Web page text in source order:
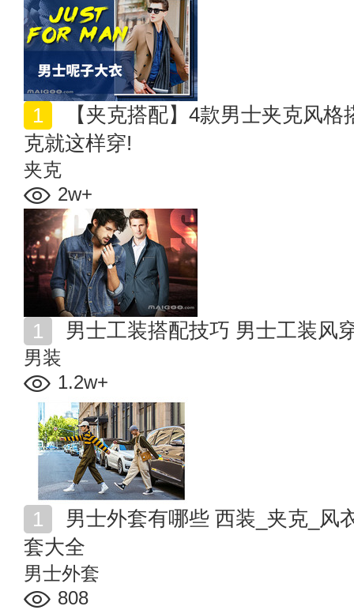
克就这样穿!
夹克
2w+
男士工装搭配技巧 男士工装风
男装
1.2w+
套大全
男士外套
808